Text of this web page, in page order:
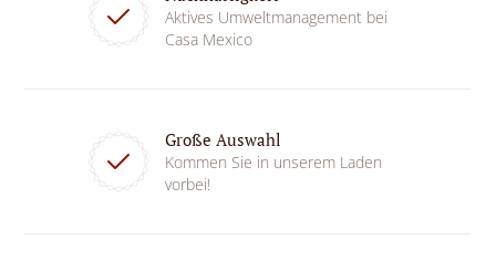
Aktives Umweltmanagement bei
Casa Mexico
Große Auswahl
Kommen Sie in unserem Laden
vorbei!